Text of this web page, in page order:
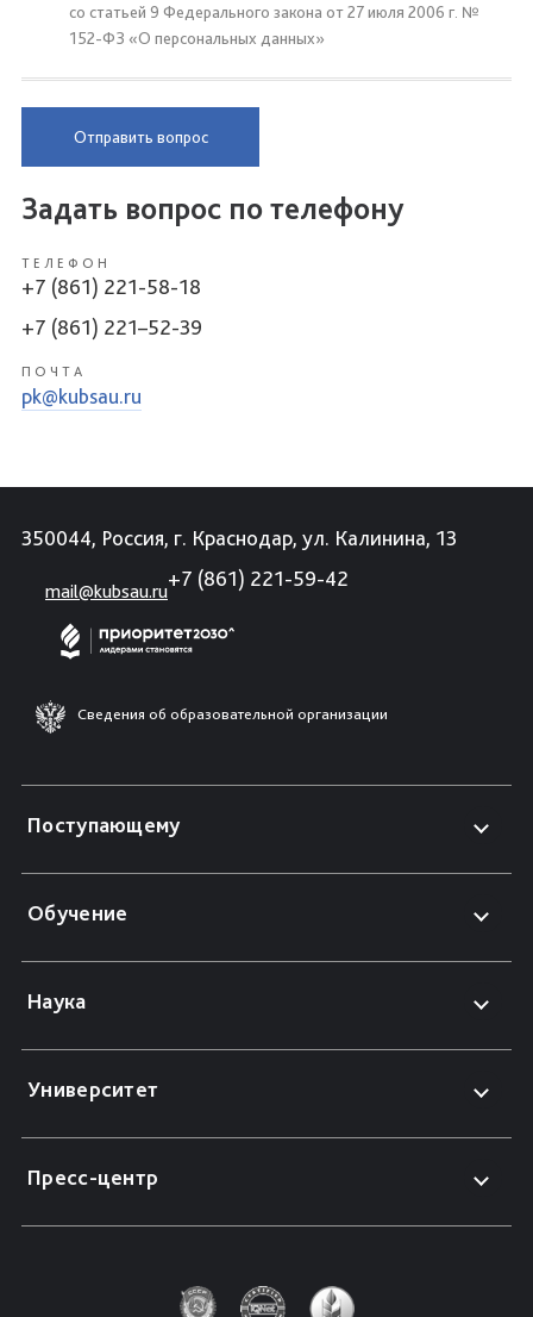
со статьей 9 Федерального закона от 27 июля 2006 г. №
152-ФЗ «О персональных данных»
Отправить вопрос
Задать вопрос по телефону
ТЕЛЕФОН
+7 (861) 221-58-18
+7 (861) 221–52-39
ПОЧТА
pk@kubsau.ru
350044, Россия, г. Краснодар, ул. Калинина, 13
mail@kubsau.ru
+7 (861) 221-59-42
Сведения об образовательной организации
Поступающему
Обучение
Наука
Университет
Пресс-центр